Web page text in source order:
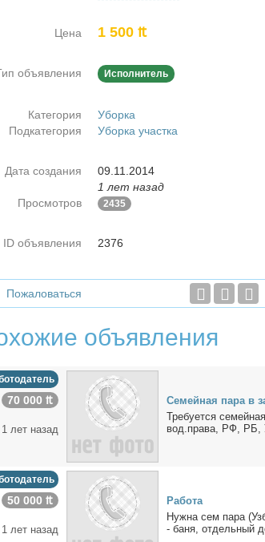
Цена 1 500 ₶
объявления Исполнитель
Категория
Уборка
Подкатегория
Уборка участка
Дата создания
09.11.2014
1 лет назад
Просмотров
2435
ID объявления 2376
Пожаловаться
объявления
70 000 ₶
1 лет назад
Се­мей­ная па­ра в
Тре­бу­ет­ся
вод.пра­ва, РФ, РБ,
50 000 ₶
1 лет назад
Ра­бо­та
Нуж­на сем па­ра
- ба­ня, от­дель­ный